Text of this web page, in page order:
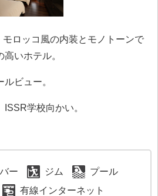
ロッコ風の内装とモノトーンで
いホテル。
ビュー。
学校向かい。
バー ジム
プール
有線インターネット